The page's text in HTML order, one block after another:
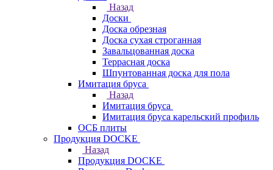
Назад
Доски
Доска обрезная
Доска сухая строганная
Завальцованная доска
Террасная доска
Шпунтованная доска для пола
Имитация бруса
Назад
Имитация бруса
Имитация бруса карельский профиль
ОСБ плиты
Продукция DOCKE
Назад
Продукция DOCKE